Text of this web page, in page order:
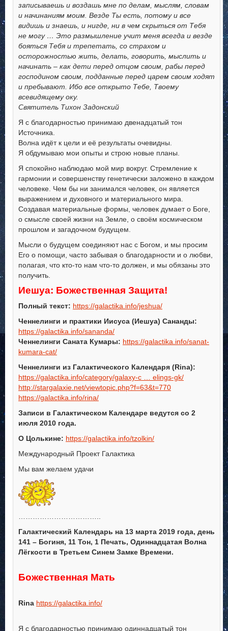
записываешь и воздашь мне по делам, мыслям, словам
и начинаниям моим. Везде Ты есть, потому и все
видишь и знаешь, и нигде, ни в чем скрыться от Тебя
не могу … Это размышление учит меня всегда и везде
бояться Тебя и трепетать, со страхом и
осторожностью жить, делать, говорить, мыслить и
начинать – как дети перед отцом своим, рабы перед
господином своим, подданные перед царем своим ходят
и пребывают. Ибо все открыто Тебе, Твоему
всевидящему оку.
Святитель Тихон Задонский
Я с благодарностью принимаю двенадцатый тон
Источника.
Волна идёт к цели и её результаты очевидны.
Я обдумываю мои опыты и строю новые планы.
Я спокойно наблюдаю мой мир вокруг. Стремление к
гармонии и совершенству генетически заложено в каждом
человеке. Чем бы ни занимался человек, он является
выражением и духовного и материального мира.
Создавая материальные формы, человек думает о Боге,
о смысле своей жизни на Земле, о своём космическом
прошлом и загадочном будущем.
Мысли о будущем соединяют нас с Богом, и мы просим
Его о помощи, часто забывая о благодарности и о любви,
полагая, что кто-то нам что-то должен, и мы обязаны это
получить.
Иешуа: Божественная Защита!
Полный текст: https://galactika.info/jeshua/
Ченнелинги и практики Иисуса (Иешуа) Сананды:
https://galactika.info/sananda/
Ченнелинги Саната Кумары: https://galactika.info/sanat-
kumara-cat/
Ченнелинги из Галактического Календаря (Rina):
https://galactika.info/category/galaxy-c … elings-gk/
http://stargalaxie.net/viewtopic.php?f=63&t=770
https://galactika.info/rina/
Записи в Галактическом Календаре ведутся со 2
июля 2010 года.
О Цолькине: https://galactika.info/tzolkin/
Международный Проект Галактика
Мы вам желаем удачи
Галактический Календарь на 13 марта 2019 года, день
141 – Богиня, 11 Тон, 1 Печать, Одиннадцатая Волна
Лёгкости в Третьем Синем Замке Времени.
Божественная Мать
Rina https://galactika.info/
Я с благодарностью принимаю одиннадцатый тон